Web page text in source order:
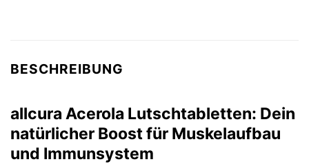
BESCHREIBUNG
allcura Acerola Lutschtabletten: Dein
natürlicher Boost für Muskelaufbau
und Immunsystem